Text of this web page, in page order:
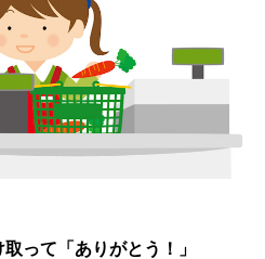
って「ありがとう！」